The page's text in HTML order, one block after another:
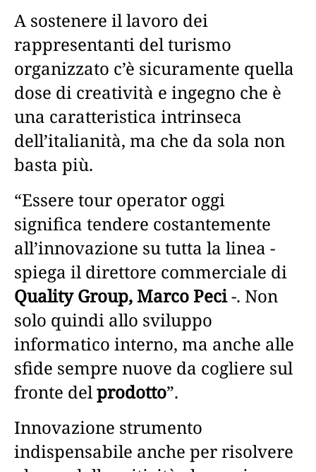
A sostenere il lavoro dei
rappresentanti del turismo
organizzato c’è sicuramente quella
dose di creatività e ingegno che è
una caratteristica intrinseca
dell’italianità, ma che da sola non
basta più.
“Essere tour operator oggi
significa tendere costantemente
all’innovazione su tutta la linea -
spiega il direttore commerciale di
Quality Group, Marco Peci-. Non
solo quindi allo sviluppo
informatico interno, ma anche alle
sfide sempre nuove da cogliere sul
fronte delprodotto”.
Innovazione strumento
indispensabile anche per risolvere